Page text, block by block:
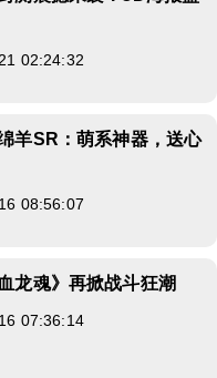
02:24:32
羊SR：萌系神器，送心
08:56:07
龙魂》再掀战斗狂潮
07:36:14